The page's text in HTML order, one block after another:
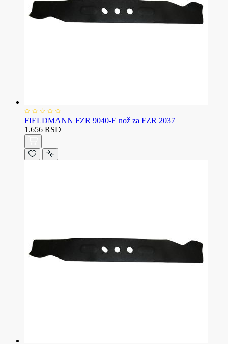
FIELDMANN FZR 9040-E nož za FZR 2037
1.656 RSD